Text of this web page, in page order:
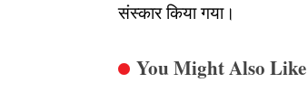
संस्कार किया गया।
You Might Also Like